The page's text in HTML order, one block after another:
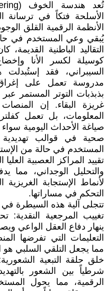
الأسلحة فتكاً في ترسانة
الأنظمة الرقمية القلق
يُبقي وعي المستخدم في
التقاليد الباطنية
كوسيلة لكسر الأنا
السيبراني، فقد
مدروسة تعمل على
بذبذبات التوتر المستمر
غريزة البقاء. إن
المعلومات، بل تعمل
صياغة الأحداث اليومية
صحية في قوالب تهديدية
المستخدم في حالة من
تقييد المراكز العصبية
والتحليل الوجداني، مما
لأنماط الإستجابة
التحكم في مساراتها.
تتجلى آلية هذه السيطرة في
تغييب المرجعية
ينهار دفاع العقل الواعي
التعليمات التي تفرضها
مما يجعل التلقي السلبي هو
خلق حلقة التبعية
شرطياً بين الشعور
الرقمية، مما يحول